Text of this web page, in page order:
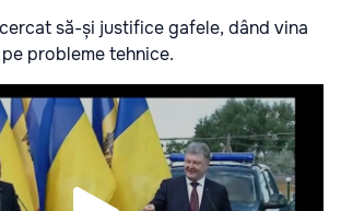
să-și justifice gafele, dând vina
probleme tehnice.